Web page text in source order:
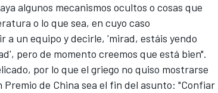
algunos mecanismos ocultos o cosas que
o lo que sea, en cuyo caso
a un equipo y decirle, 'mirad, estáis yendo
pero de momento creemos que está bien".
por lo que el griego no quiso mostrarse
de China sea el fin del asunto: "Confiar